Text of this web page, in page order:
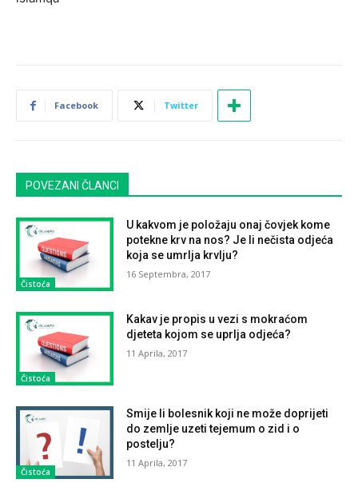
Facebook Twitter
POVEZANI ČLANCI
Čistoća
U kakvom je položaju onaj čovjek kome
potekne krv na nos? Je li nečista odjeća
koja se umrlja krvlju?
16 Septembra, 2017
Čistoća
Kakav je propis u vezi s mokraćom
djeteta kojom se uprlja odjeća?
11 Aprila, 2017
Čistoća
Smije li bolesnik koji ne može doprijeti
do zemlje uzeti tejemum o zid i o
postelju?
11 Aprila, 2017